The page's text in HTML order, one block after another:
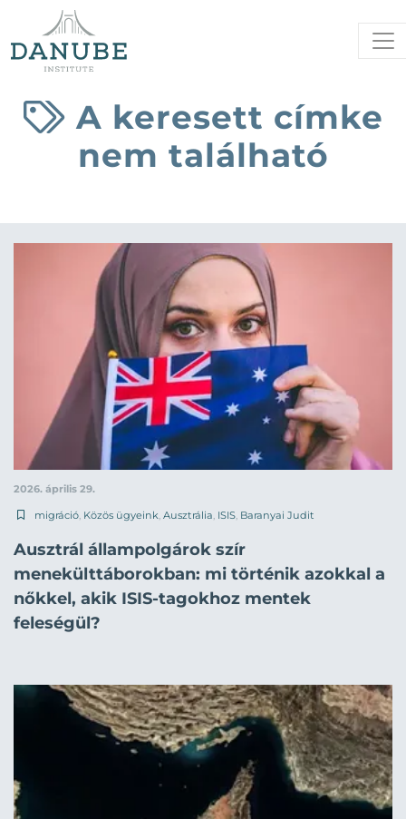
A keresett címke
nem található
2026. április 29.
migráció Közös ügyeink Ausztrália ISIS Baranyai Judit
Ausztrál állampolgárok szír
menekülttáborokban: mi történik azokkal a
nőkkel, akik ISIS-tagokhoz mentek
feleségül?